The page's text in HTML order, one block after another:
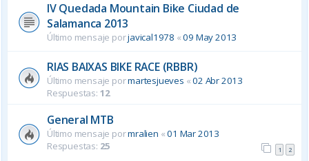
IV Quedada Mountain Bike Ciudad de
Salamanca 2013
Último mensaje porjavical1978 «09 May 2013
RIAS BAIXAS BIKE RACE (RBBR)
Último mensaje pormartesjueves «02 Abr 2013
Respuestas: 12
General MTB
Último mensaje pormralien «01 Mar 2013
Respuestas: 25 1 2